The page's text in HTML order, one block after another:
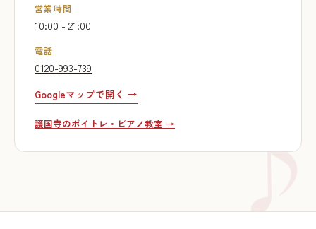
営業時間
10:00 - 21:00
電話
0120-993-739
Googleマップで開く →
護国寺のボイトレ・ピアノ教室 →